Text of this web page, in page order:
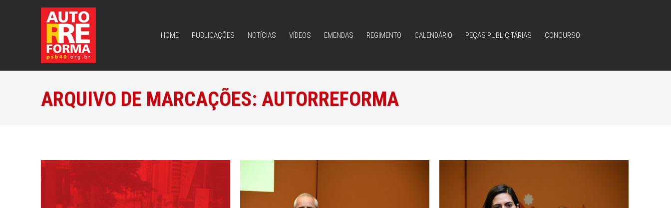
HOME PUBLICAÇÕES NOTÍCIAS VÍDEOS EMENDAS REGIMENTO CALENDÁRIO PEÇAS PUBLICITÁRIAS CONCURSO
ARQUIVO DE MARCAÇÕES: AUTORREFORMA
HOME PUBLICAÇÕES NOTÍCIAS VÍDEOS EMENDAS REGIMENTO CALENDÁRIO PEÇAS PUBLICITÁRIAS CONCURSO